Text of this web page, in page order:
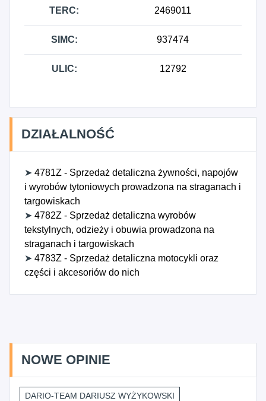
TERC: 2469011
SIMC: 937474
ULIC: 12792
DZIAŁALNOŚĆ
➤ 4781Z - Sprzedaż detaliczna żywności, napojów
i wyrobów tytoniowych prowadzona na straganach i
targowiskach
➤ 4782Z - Sprzedaż detaliczna wyrobów
tekstylnych, odzieży i obuwia prowadzona na
straganach i targowiskach
➤ 4783Z - Sprzedaż detaliczna motocykli oraz
części i akcesoriów do nich
NOWE OPINIE
DARIO-TEAM DARIUSZ WYŻYKOWSKI